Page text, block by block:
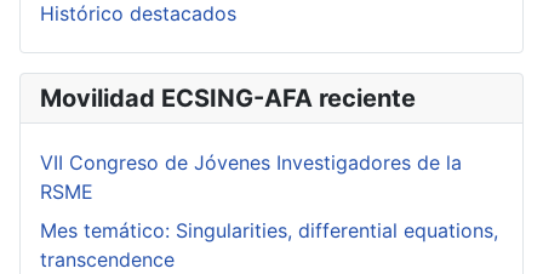
Histórico destacados
Movilidad ECSING-AFA reciente
VII Congreso de Jóvenes Investigadores de la
RSME
Mes temático: Singularities, differential equations,
transcendence